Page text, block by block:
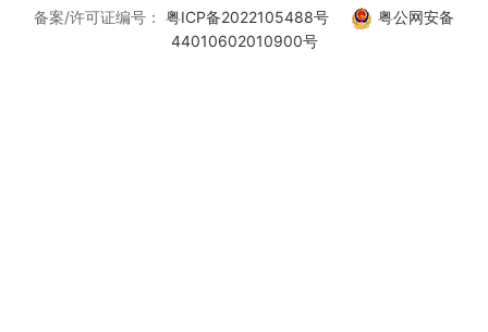
备案/许可证编号： 粤ICP备2022105488号
粤公网安备
44010602010900号